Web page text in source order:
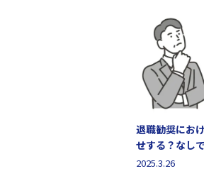
退職勧奨にお
せする？なし
2025.3.26